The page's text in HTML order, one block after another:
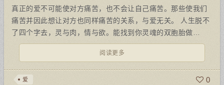
真正的爱不可能使对方痛苦，也不会让自己痛苦。那些使我们
痛苦并因此想让对方也同样痛苦的关系，与爱无关。 人生脱不
了四个字去，灵与肉，情与欲。能找到你灵魂的双胞胎做…
阅读更多
爱 0